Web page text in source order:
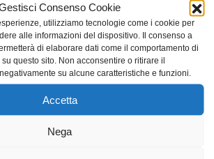
Consenso Cookie
utilizziamo tecnologie come i cookie per
alle informazioni del dispositivo. Il consenso a
di elaborare dati come il comportamento di
questo sito. Non acconsentire o ritirare il
su alcune caratteristiche e funzioni.
Accetta
Nega
è fatta la sostenibilità. Lo sa bene GAM
a un’istruzione di qualità, come intento
tra i diciassette obiettivi per lo
individuati dalle Nazioni Unite.Un tema
a chi, da quasi un secolo ormai, produce